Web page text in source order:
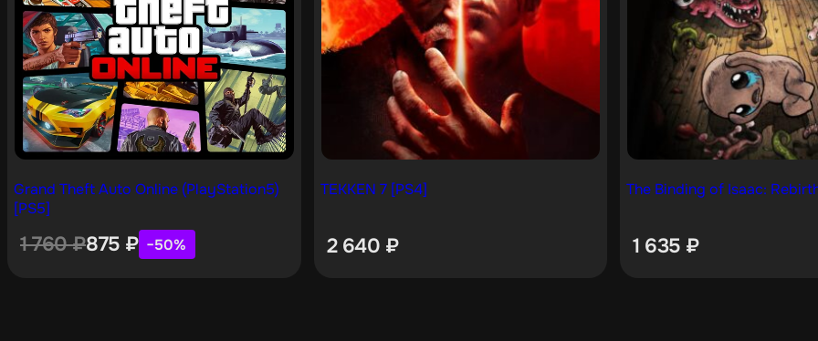
Grand Theft Auto Online (PlayStation5)
[PS5]
1 760₽875 ₽ −50%
TEKKEN 7 [PS4]
2 640 ₽
The Binding of Isaac:
1 635 ₽